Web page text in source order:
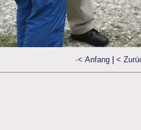
·< Anfang| <